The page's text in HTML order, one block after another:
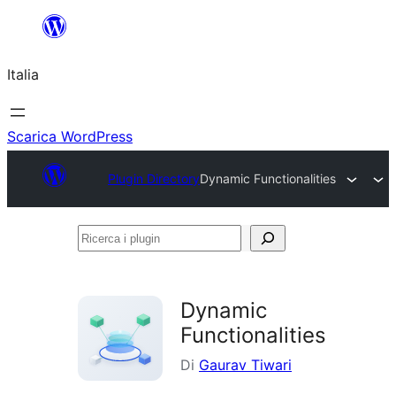
contenuto
Italia
Scarica WordPress
Plugin DirectoryDynamic Functionalities
Ricerca
Dynamic
Functionalities
Di Gaurav Tiwari